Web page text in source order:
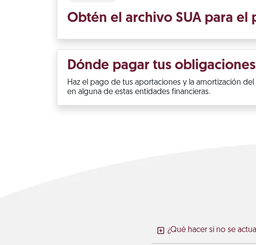
Obtén el archivo SUA para
Dónde pagar tus
Haz el pago de tus aportaciones y la amortización
en alguna de estas entidades financieras.
¿Qué hacer si no se